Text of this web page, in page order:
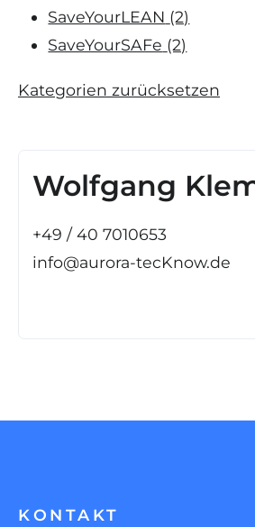
SaveYourLEAN (2)
SaveYourSAFe (2)
Kategorien zurücksetzen
Wolfgang
+49 / 40 7010653
info@aurora-tecKnow.de
KONTAKT